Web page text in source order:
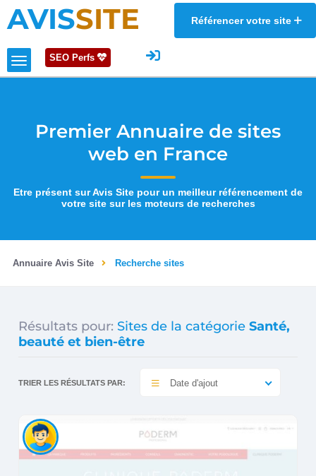
AVISSITE Référencer votre site
SEO Perfs
Premier Annuaire de sites
web en France
Etre présent sur Avis Site pour un meilleur référencement de
votre site sur les moteurs de recherches
Annuaire Avis Site Recherche sites
Résultats pour: Sites de la catégorie Santé,
beauté et bien-être
TRIER LES RÉSULTATS PAR: Date d'ajout